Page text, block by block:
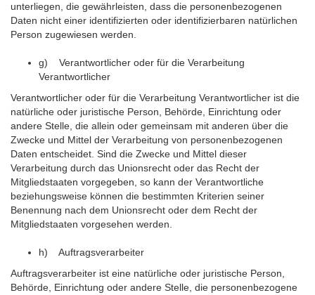
unterliegen, die gewährleisten, dass die personenbezogenen
Daten nicht einer identifizierten oder identifizierbaren natürlichen
Person zugewiesen werden.
g) Verantwortlicher oder für die Verarbeitung
Verantwortlicher
Verantwortlicher oder für die Verarbeitung Verantwortlicher ist die
natürliche oder juristische Person, Behörde, Einrichtung oder
andere Stelle, die allein oder gemeinsam mit anderen über die
Zwecke und Mittel der Verarbeitung von personenbezogenen
Daten entscheidet. Sind die Zwecke und Mittel dieser
Verarbeitung durch das Unionsrecht oder das Recht der
Mitgliedstaaten vorgegeben, so kann der Verantwortliche
beziehungsweise können die bestimmten Kriterien seiner
Benennung nach dem Unionsrecht oder dem Recht der
Mitgliedstaaten vorgesehen werden.
h) Auftragsverarbeiter
Auftragsverarbeiter ist eine natürliche oder juristische Person,
Behörde, Einrichtung oder andere Stelle, die personenbezogene